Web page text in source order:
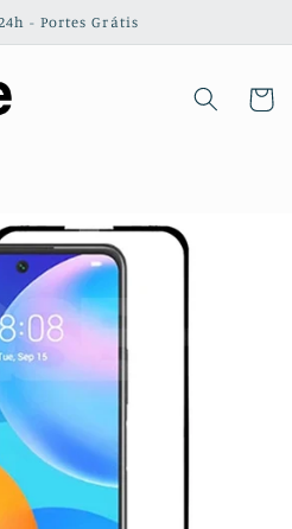
- Portes Grátis